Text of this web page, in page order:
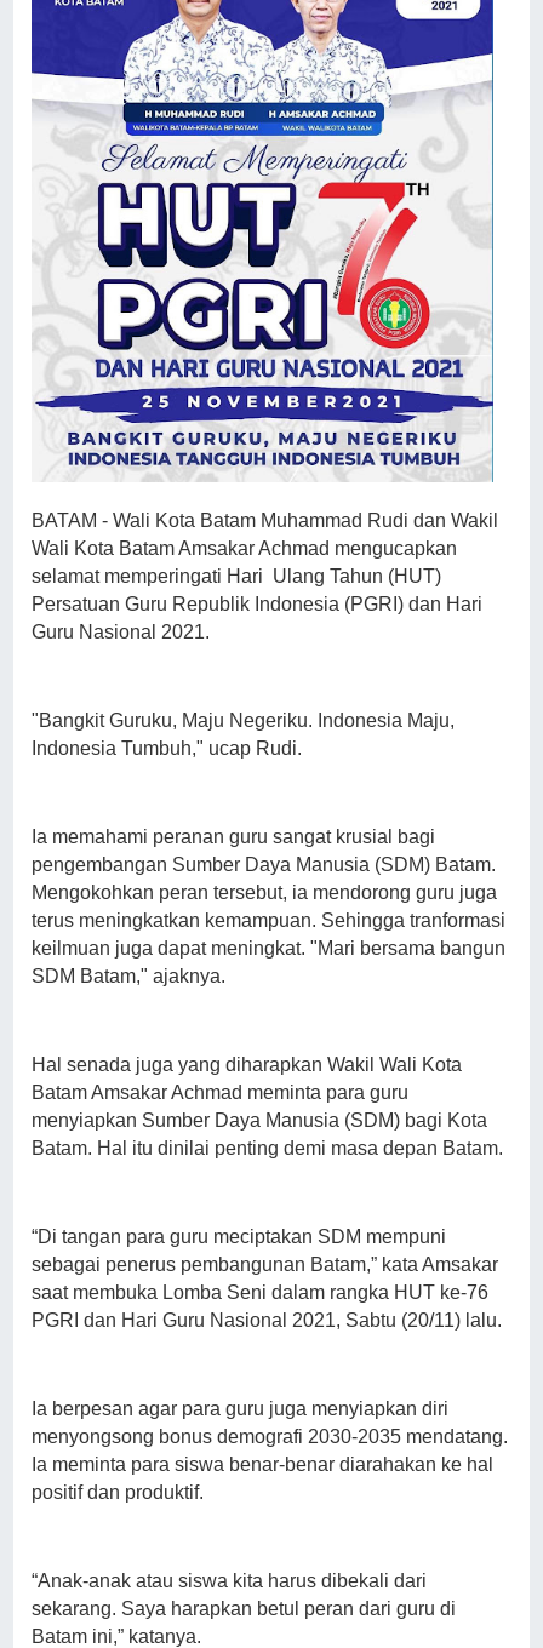
BATAM - Wali Kota Batam Muhammad Rudi dan Wakil
Wali Kota Batam Amsakar Achmad mengucapkan
selamat memperingati Hari Ulang Tahun (HUT)
Persatuan Guru Republik Indonesia (PGRI) dan Hari
Guru Nasional 2021.
"Bangkit Guruku, Maju Negeriku. Indonesia Maju,
Indonesia Tumbuh," ucap Rudi.
Ia memahami peranan guru sangat krusial bagi
pengembangan Sumber Daya Manusia (SDM) Batam.
Mengokohkan peran tersebut, ia mendorong guru juga
terus meningkatkan kemampuan. Sehingga tranformasi
keilmuan juga dapat meningkat. "Mari bersama bangun
SDM Batam," ajaknya.
Hal senada juga yang diharapkan Wakil Wali Kota
Batam Amsakar Achmad meminta para guru
menyiapkan Sumber Daya Manusia (SDM) bagi Kota
Batam. Hal itu dinilai penting demi masa depan Batam.
“Di tangan para guru meciptakan SDM mempuni
sebagai penerus pembangunan Batam,” kata Amsakar
saat membuka Lomba Seni dalam rangka HUT ke-76
PGRI dan Hari Guru Nasional 2021, Sabtu (20/11) lalu.
Ia berpesan agar para guru juga menyiapkan diri
menyongsong bonus demografi 2030-2035 mendatang.
Ia meminta para siswa benar-benar diarahakan ke hal
positif dan produktif.
“Anak-anak atau siswa kita harus dibekali dari
sekarang. Saya harapkan betul peran dari guru di
Batam ini,” katanya.